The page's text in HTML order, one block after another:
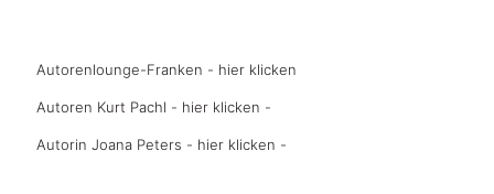
Autorenlounge-Franken - hier klicken
Autoren Kurt Pachl - hier klicken -
Autorin Joana Peters - hier klicken -